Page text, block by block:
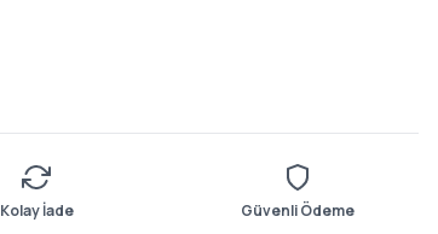
Kolay İade Güvenli Ödeme